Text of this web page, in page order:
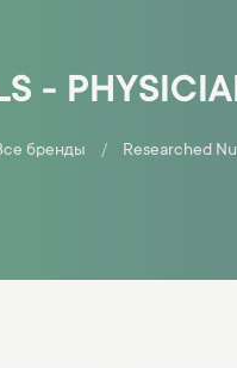
-
бренды Researched